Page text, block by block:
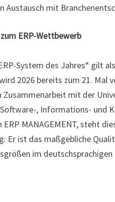
Austausch mit
ERP-Wettbewerb
System des Jahres“ gilt
2026 bereits zum 21.
Zusammenarbeit mit der
, Informations- und
ERP MANAGEMENT, steht
Er ist das maßgebliche
im deutschsprachigen